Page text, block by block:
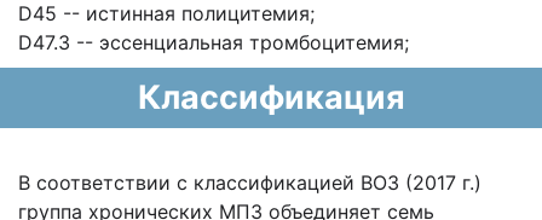
D45 -- истинная полицитемия;
D47.3 -- эссенциальная тромбоцитемия;
Классификация
В соответствии с классификацией ВОЗ (2017 г.)
группа хронических МПЗ объединяет семь